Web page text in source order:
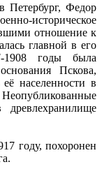
Петербург, Федор
историческое
отношение к
главной в его
годы была
Пскова,
населенности в
году, похоронен